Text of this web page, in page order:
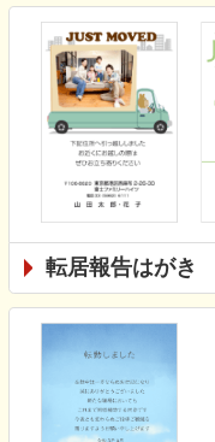
転居報告はがき